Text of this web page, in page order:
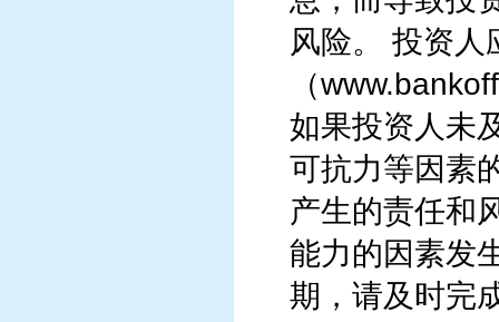
风险。 投资
（
如果投资人未
可抗力等因素
产生的责任和
能力的因素发
期，请及时完